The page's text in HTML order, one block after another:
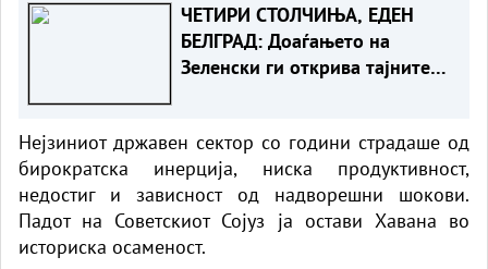
ЧЕТИРИ СТОЛЧИЊА, ЕДЕН
БЕЛГРАД: Доаѓањето на
Зеленски ги открива тајните
Нејзиниот државен сектор со години страдаше од
бирократска инерција, ниска продуктивност,
недостиг и зависност од надворешни шокови.
Падот на Советскиот Сојуз ја остави Хавана во
историска осаменост.